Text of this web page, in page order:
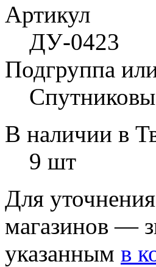
Артикул
ДУ-0423
Подгруппа
В наличии в
9 шт
Для
магазинов —
указанным в